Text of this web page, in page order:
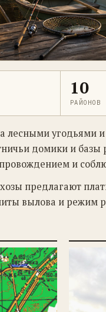
10
РАЙОНОВ
лесными
домики и базы
и
предлагают
вылова и режим